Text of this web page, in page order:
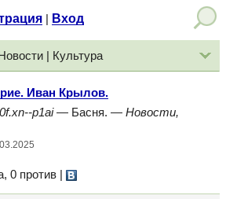
Вход
Новости | Культура
Иван Крылов.
p1ai— Басня. — Новости,
0 против